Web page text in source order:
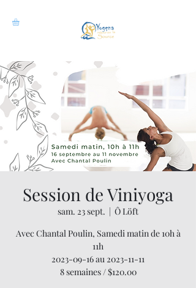
Session de Viniyoga
sam. 23 sept.
  |
Ô Löft
Avec Chantal Poulin, Samedi matin de 10h à
11h
2023-09-16 au 2023-11-11
8 semaines / $120.00